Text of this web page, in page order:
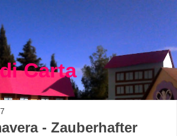
Carta
- Zauberhafter